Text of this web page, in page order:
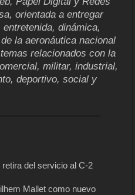
orientada a entregar
dinámica,
la aeronáutica nacional
relacionados con la
militar, industrial,
deportivo, social y
del servicio al C-2
Mallet como nuevo